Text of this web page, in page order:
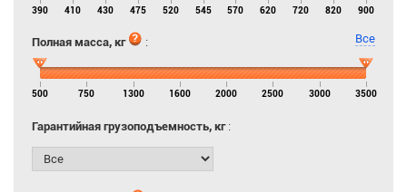
390 410 430 475 520 545 570 620 720 820 900
Полная масса, кг : Все
500 750 1300 1600 2000 2500 3000 3500
Гарантийная грузоподъемность, кг: